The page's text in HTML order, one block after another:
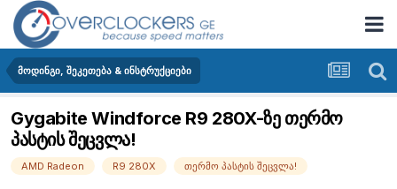
მოდინგი, შეკეთება & ინსტრუქციები
Gygabite Windforce R9 280X-ზე თერმო
პასტის შეცვლა!
AMD Radeon R9 280X თერმო პასტის შეცვლა!